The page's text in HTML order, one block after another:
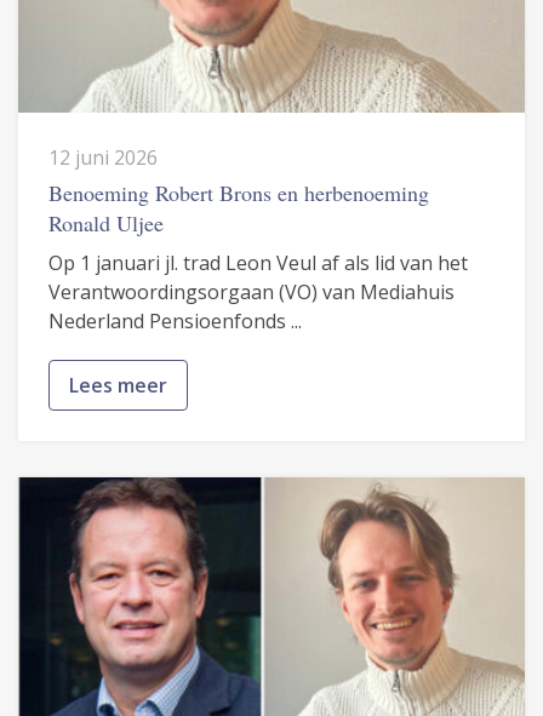
12 juni 2026
Benoeming Robert Brons en herbenoeming
Ronald Uljee
Op 1 januari jl. trad Leon Veul af als lid van het
Verantwoordingsorgaan (VO) van Mediahuis
Nederland Pensioenfonds ...
Lees meer